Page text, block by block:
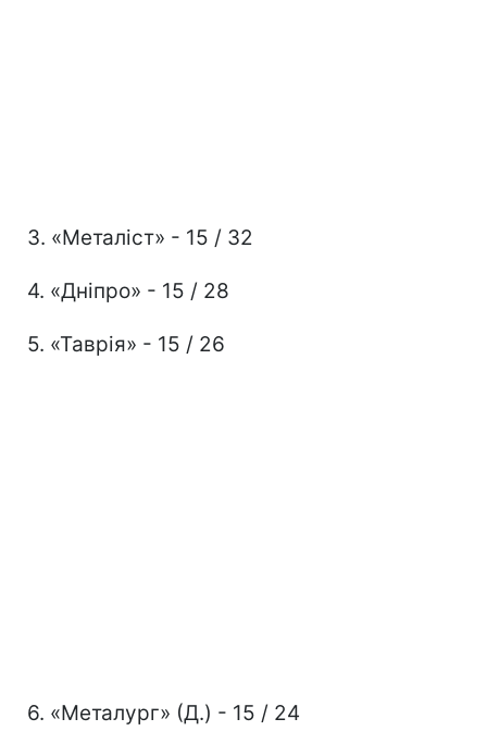
3. «Металіст» - 15 / 32
4. «Дніпро» - 15 / 28
5. «Таврія» - 15 / 26
6. «Металург» (Д.) - 15 / 24